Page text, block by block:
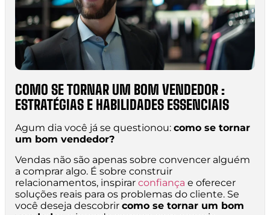
COMO SE TORNAR UM BOM VENDEDOR :
ESTRATÉGIAS E HABILIDADES ESSENCIAIS
Agum dia você já se questionou: como se tornar
um bom vendedor?
Vendas não são apenas sobre convencer alguém
a comprar algo. É sobre construir
relacionamentos, inspirar confiança e oferecer
soluções reais para os problemas do cliente. Se
você deseja descobrir como se tornar um bom